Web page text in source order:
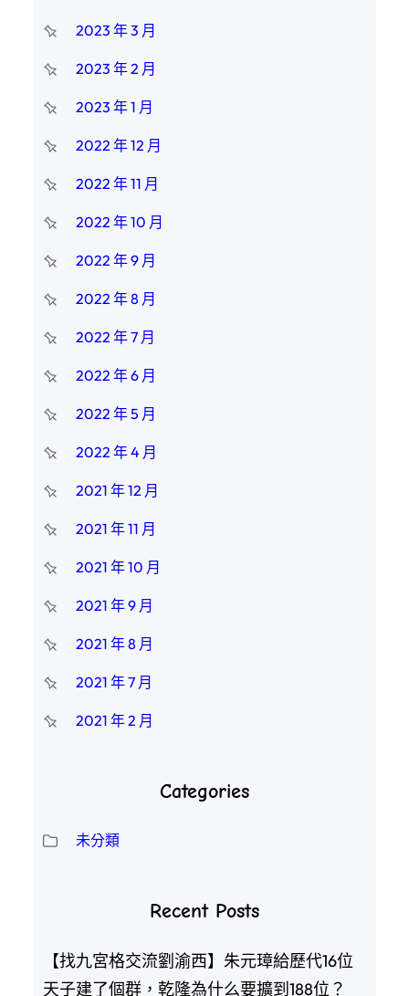
2023 年 3 月
2023 年 2 月
2023 年 1 月
2022 年 12 月
2022 年 11 月
2022 年 10 月
2022 年 9 月
2022 年 8 月
2022 年 7 月
2022 年 6 月
2022 年 5 月
2022 年 4 月
2021 年 12 月
2021 年 11 月
2021 年 10 月
2021 年 9 月
2021 年 8 月
2021 年 7 月
2021 年 2 月
Categories
未分類
Recent Posts
【找九宮格交流劉渝西】朱元璋給歷代16位
天子建了個群，乾隆為什么要擴到188位？